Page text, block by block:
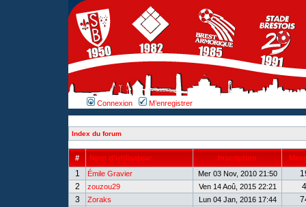
Connexion M’enregistrer
Index du forum
# Nom d’utilisateur Inscription
1 Émile Gravier Mer 03 Nov, 2010 21:50
2
zouzou29 Ven 14 Aoû, 2015 22:21
3
Zoraks Lun 04 Jan, 2016 17:44